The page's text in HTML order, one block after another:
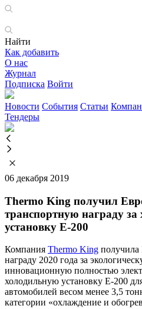
Найти
Как добавить
О нас
Журнал
Подписка Войти
Новости События Статьи
Тендеры
06 декабря 2019
Thermo King получил
транспортную награду
установку E-200
Компания Thermo King
награду 2020 года за
инновационную полностью
холодильную установку E-200
автомобилей весом менее 3,5
категории «охлаждение и